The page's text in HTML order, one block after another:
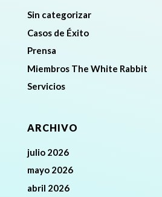
Sin categorizar
Casos de Éxito
Prensa
Miembros The White Rabbit
Servicios
ARCHIVO
julio 2026
mayo 2026
abril 2026